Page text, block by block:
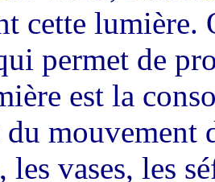
cette
permet de
est la
mouvement
les vases, les